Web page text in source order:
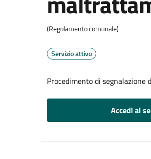
(Regolamento comunale)
Servizio attivo
Procedimento di
Accedi al